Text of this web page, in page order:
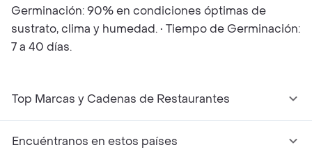
Germinación: 90% en condiciones óptimas de
sustrato, clima y humedad. • Tiempo de Germinación:
7 a 40 días.
Top Marcas y Cadenas de Restaurantes
Encuéntranos en estos países